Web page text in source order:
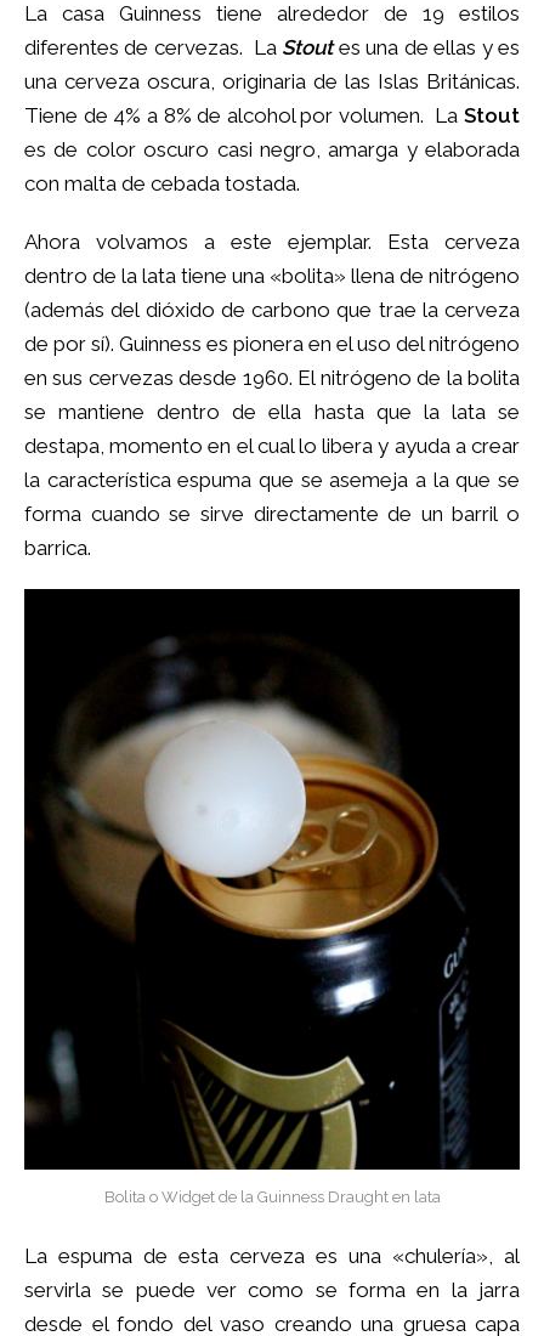
La casa Guinness tiene alrededor de 19 estilos
diferentes de cervezas. La Stoutes una de ellas y es
una cerveza oscura, originaria de las Islas Británicas.
Tiene de 4% a 8% de alcohol por volumen. La Stout
es de color oscuro casi negro, amarga y elaborada
con malta de cebada tostada.
Ahora volvamos a este ejemplar. Esta cerveza
dentro de la lata tiene una «bolita» llena de nitrógeno
(además del dióxido de carbono que trae la cerveza
de por sí). Guinness es pionera en el uso del nitrógeno
en sus cervezas desde 1960. El nitrógeno de la bolita
se mantiene dentro de ella hasta que la lata se
destapa, momento en el cual lo libera y ayuda a crear
la característica espuma que se asemeja a la que se
forma cuando se sirve directamente de un barril o
barrica.
Bolita o Widget de la Guinness Draught en lata
La espuma de esta cerveza es una «chulería», al
servirla se puede ver como se forma en la jarra
desde el fondo del vaso creando una gruesa capa